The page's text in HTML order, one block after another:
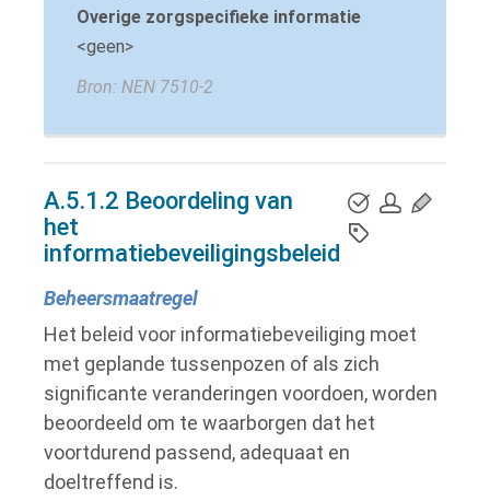
Overige zorgspecifieke informatie
<geen>
Bron: NEN 7510-2
A.5.1.2 Beoordeling van
het
informatiebeveiligingsbeleid
Beheersmaatregel
Het beleid voor informatiebeveiliging moet
met geplande tussenpozen of als zich
significante veranderingen voordoen, worden
beoordeeld om te waarborgen dat het
voortdurend passend, adequaat en
doeltreffend is.